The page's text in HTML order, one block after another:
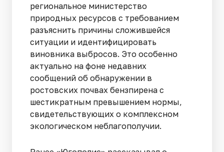
региональное министерство
природных ресурсов с требованием
разъяснить причины сложившейся
ситуации и идентифицировать
виновника выбросов. Это особенно
актуально на фоне недавних
сообщений об обнаружении в
ростовских почвах бензпирена с
шестикратным превышением нормы,
свидетельствующих о комплексном
экологическом неблагополучии.